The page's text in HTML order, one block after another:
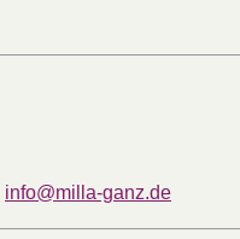
info@milla-ganz.de